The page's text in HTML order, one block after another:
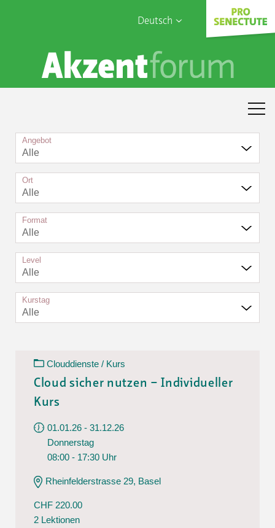
Deutsch
English
Français
Sophia Care
Angebot
Alle
Ort
Alle
Format
Alle
Level
Alle
Kurstag
Alle
Clouddienste / Kurs
Cloud sicher nutzen – Individueller
Kurs
01.01.26 - 31.12.26
Donnerstag
08:00 - 17:30 Uhr
Rheinfelderstrasse 29, Basel
CHF 220.00
2 Lektionen